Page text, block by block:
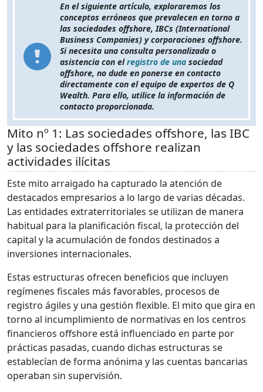
En el siguiente artículo, exploraremos los
conceptos erróneos que prevalecen en torno a
las sociedades offshore, IBCs (International
Business Companies) y corporaciones offshore.
Si necesita una consulta personalizada o
asistencia con elregistro de una sociedad
offshore, no dude en ponerse en contacto
directamente con el equipo de expertos de Q
Wealth. Para ello, utilice la información de
contacto proporcionada.
Mito nº 1: Las sociedades offshore, las IBC
y las sociedades offshore realizan
actividades ilícitas
Este mito arraigado ha capturado la atención de
destacados empresarios a lo largo de varias décadas.
Las entidades extraterritoriales se utilizan de manera
habitual para la planificación fiscal, la protección del
capital y la acumulación de fondos destinados a
inversiones internacionales.
Estas estructuras ofrecen beneficios que incluyen
regímenes fiscales más favorables, procesos de
registro ágiles y una gestión flexible. El mito que gira en
torno al incumplimiento de normativas en los centros
financieros offshore está influenciado en parte por
prácticas pasadas, cuando dichas estructuras se
establecían de forma anónima y las cuentas bancarias
operaban sin supervisión.